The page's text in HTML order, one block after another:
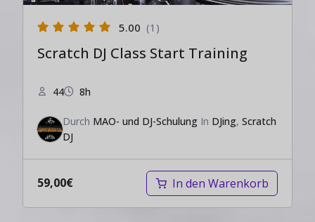
5.00 (1)
Scratch DJ Class Start Training
44 8h
Durch MAO- und DJ-Schulung In DJing, Scratch
DJ
59,00€ In den Warenkorb